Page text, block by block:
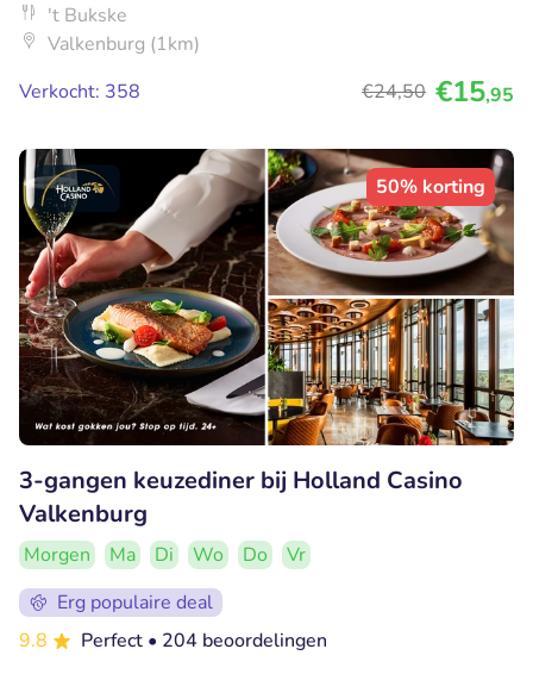
't Bukske
Valkenburg (1km)
Verkocht: 358
€24,50 €15,95
50% korting
3-gangen keuzediner bij Holland Casino
Valkenburg
Morgen Ma Di Wo Do
Vr
Erg populaire deal
9.8
Perfect • 204 beoordelingen